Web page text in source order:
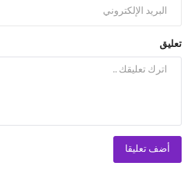
تعليق
أضف تعليقا